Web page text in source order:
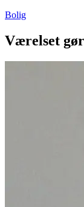
Bolig
Værelset